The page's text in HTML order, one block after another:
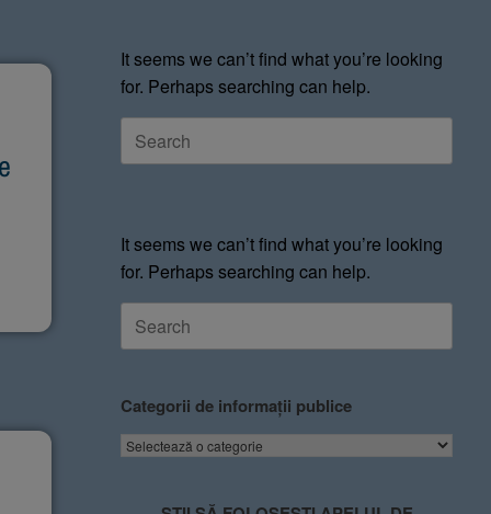
It seems we can’t find what you’re looking
for. Perhaps searching can help.
It seems we can’t find what you’re looking
for. Perhaps searching can help.
Categorii de informații publice